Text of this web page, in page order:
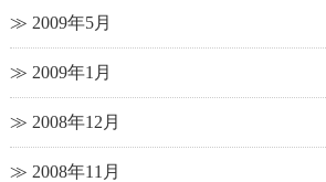
2009年5月
2009年1月
2008年12月
2008年11月